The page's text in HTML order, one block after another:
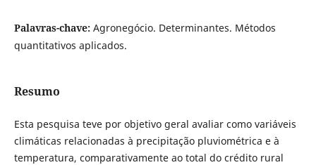
Palavras-chave: Agronegócio. Determinantes. Métodos
quantitativos aplicados.
Resumo
Esta pesquisa teve por objetivo geral avaliar como variáveis
climáticas relacionadas à precipitação pluviométrica e à
temperatura, comparativamente ao total do crédito rural